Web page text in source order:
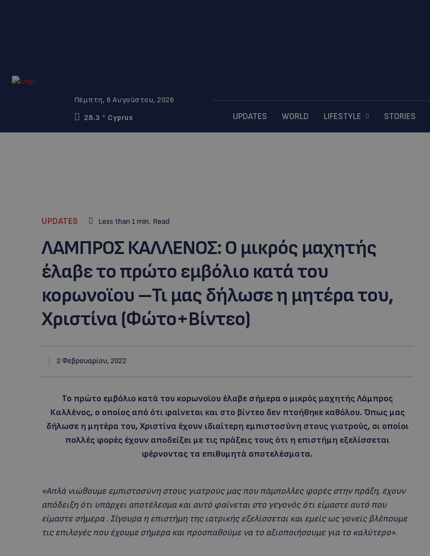
Πέμπτη, 6 Αυγούστου, 2026
28.3
C Cyprus UPDATES WORLD LIFESTYLE STORIES
UPDATES Less than 1 min. Read
ΛΑΜΠΡΟΣ ΚΑΛΛΕΝΟΣ: O μικρός μαχητής
έλαβε το πρώτο εμβόλιο κατά του
κορωνοϊου –Τι μας δήλωσε η μητέρα του,
Χριστίνα (Φώτο+Βίντεο)
2 Φεβρουαρίου, 2022
Το πρώτο εμβόλιο κατά του κορωνοϊου έλαβε σήμερα ο μικρός μαχητής Λάμπρος
Καλλένος, ο οποίος από ότι φαίνεται και στο βίντεο δεν πτοήθηκε καθόλου. Όπως μας
δήλωσε η μητέρα του, Χριστίνα έχουν ιδιαίτερη εμπιστοσύνη στους γιατρούς, οι οποίοι
πολλές φορές έχουν αποδείξει με τις πράξεις τους ότι η επιστήμη εξελίσσεται
φέρνοντας τα επιθυμητά αποτελέσματα.
«Απλά νιώθουμε εμπιστοσύνη στους γιατρούς μας που πάμπολλες φορές στην πράξη, έχουν
απόδειξη ότι υπάρχει αποτέλεσμα και αυτό φαίνεται στο γεγονός ότι είμαστε αυτό που
είμαστε σήμερα . Σίγουρα η επιστήμη της ιατρικής εξελίσσεται και εμείς ως γονείς βλέπουμε
τις επιλογές που έχουμε σήμερα και προσπαθούμε να το αξιοποιήσουμε για το καλύτερο».